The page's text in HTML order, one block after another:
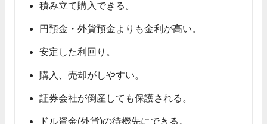
積み立て購入できる。
円預金・外貨預金よりも金利が高い。
安定した利回り。
購入、売却がしやすい。
証券会社が倒産しても保護される。
ドル資金(外貨)の待機先にできる。